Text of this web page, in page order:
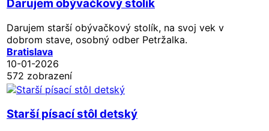
Darujem obývačkový stolík
Darujem starší obývačkový stolík, na svoj vek v
dobrom stave, osobný odber Petržalka.
Bratislava
10-01-2026
572 zobrazení
Starší písací stôl detský